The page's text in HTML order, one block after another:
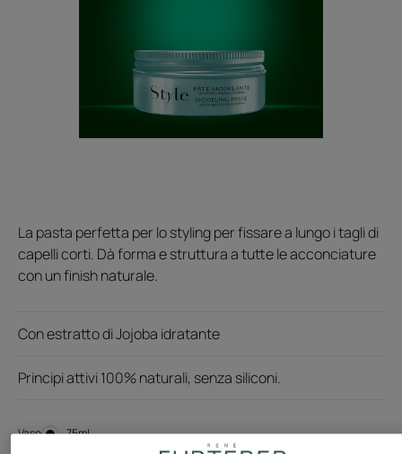
La pasta perfetta per lo styling per fissare a lungo i tagli di
capelli corti. Dà forma e struttura a tutte le acconciature
con un finish naturale.
Con estratto di Jojoba idratante
Principi attivi 100% naturali, senza siliconi.
Vaso Vaso
75ml